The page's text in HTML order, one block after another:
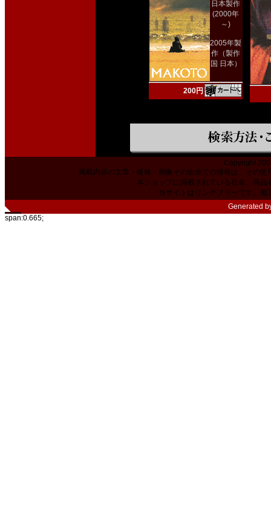
日本製作
(2000年
～)
2005年製
作（製作
国 日本）
200円
Copyright
掲載内容の文章・価格・画像その他全ての情報は、その
本ショップに掲載されている社名、商
当サイトはリンクフリーです。相
Generated
span:0.665;